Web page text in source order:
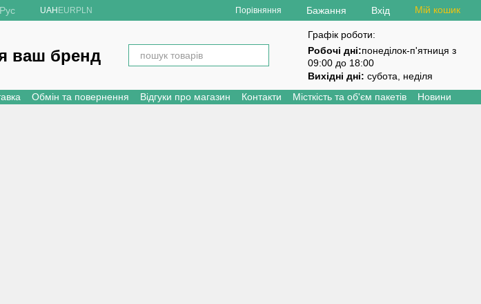
Рус UAH EUR PLN Порівняння Бажання Вхід Мій кошик
ваш бренд
Графік роботи:
Робочі дні:понеділок-п'ятниця з
09:00 до 18:00
Вихідні дні: субота, неділя
Обмін та повернення Відгуки про магазин Контакти Місткість та об'єм пакетів Новини